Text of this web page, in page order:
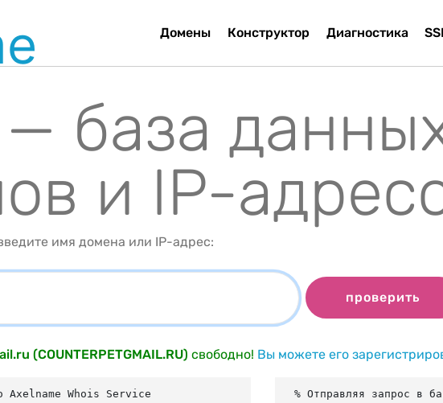
Домены Конструктор Диагностика
база
и IP-
имя домена или IP-адрес:
проверить
(COUNTERPETGMAIL.RU) свободно! Вы можете его
Whois Service
% Отправляя запрос в